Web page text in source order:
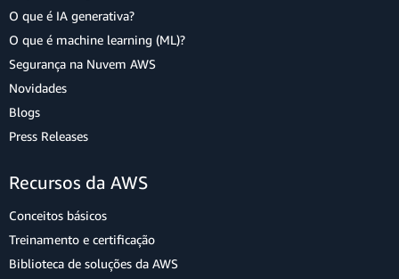
O que é IA generativa?
O que é machine learning (ML)?
Segurança na Nuvem AWS
Novidades
Blogs
Press Releases
Recursos da AWS
Conceitos básicos
Treinamento e certificação
Biblioteca de soluções da AWS